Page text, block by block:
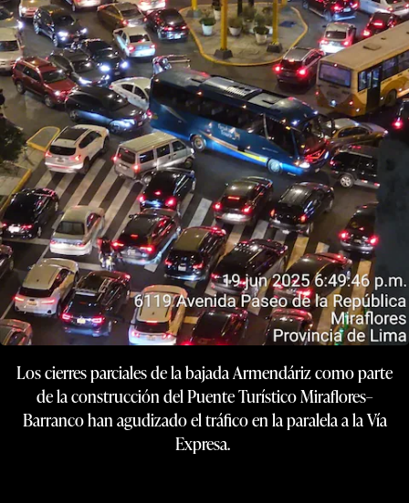
Los cierres parciales de la bajada Armendáriz como parte
de la construcción del Puente Turístico Miraflores–
Barranco han agudizado el tráfico en la paralela a la Vía
Expresa.